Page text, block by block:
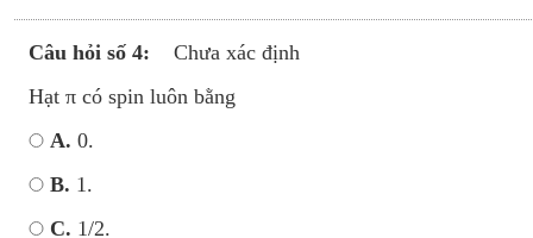
Câu hỏi số 4:
Chưa xác định
Hạt π có spin luôn bằng
A. 0.
B. 1.
C. 1/2.